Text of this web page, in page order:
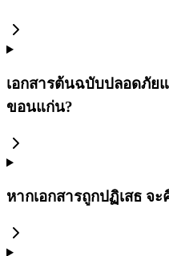
เอกสารต้นฉบับปลอดภัย
ขอนแก่น?
หากเอกสารถูกปฏิเสธ จะ